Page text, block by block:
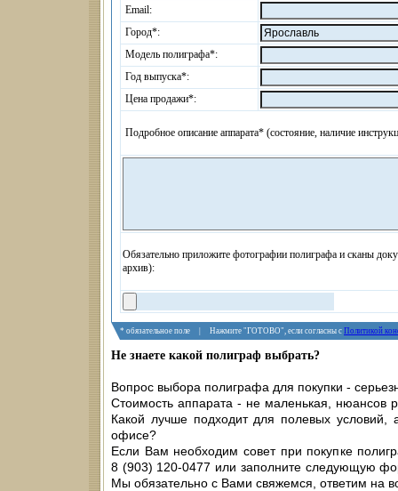
Email:
Город*:
Модель полиграфа*:
Год выпуска*:
Цена продажи*:
Подробное описание аппарата* (состояние, наличие
Обязательно приложите фотографии полиграфа и сканы
архив):
* обязательное поле | Нажмите "ГОТОВО", если согласны с Политикой
Не знаете какой полиграф выбрать?
Вопрос выбора полиграфа для покупки -
Стоимость аппарата - не маленькая, нюансов
Какой лучше подходит для полевых условий,
офисе?
Если Вам необходим совет при покупке
8 (903) 120-0477 или заполните следующую
Мы обязательно с Вами свяжемся, ответим на